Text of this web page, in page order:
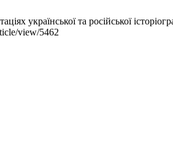
української та російської
view/5462